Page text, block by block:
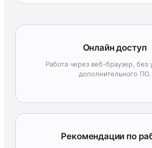
Онлайн доступ
Работа через веб-браузер, без
дополнительного ПО.
Рекомендации по